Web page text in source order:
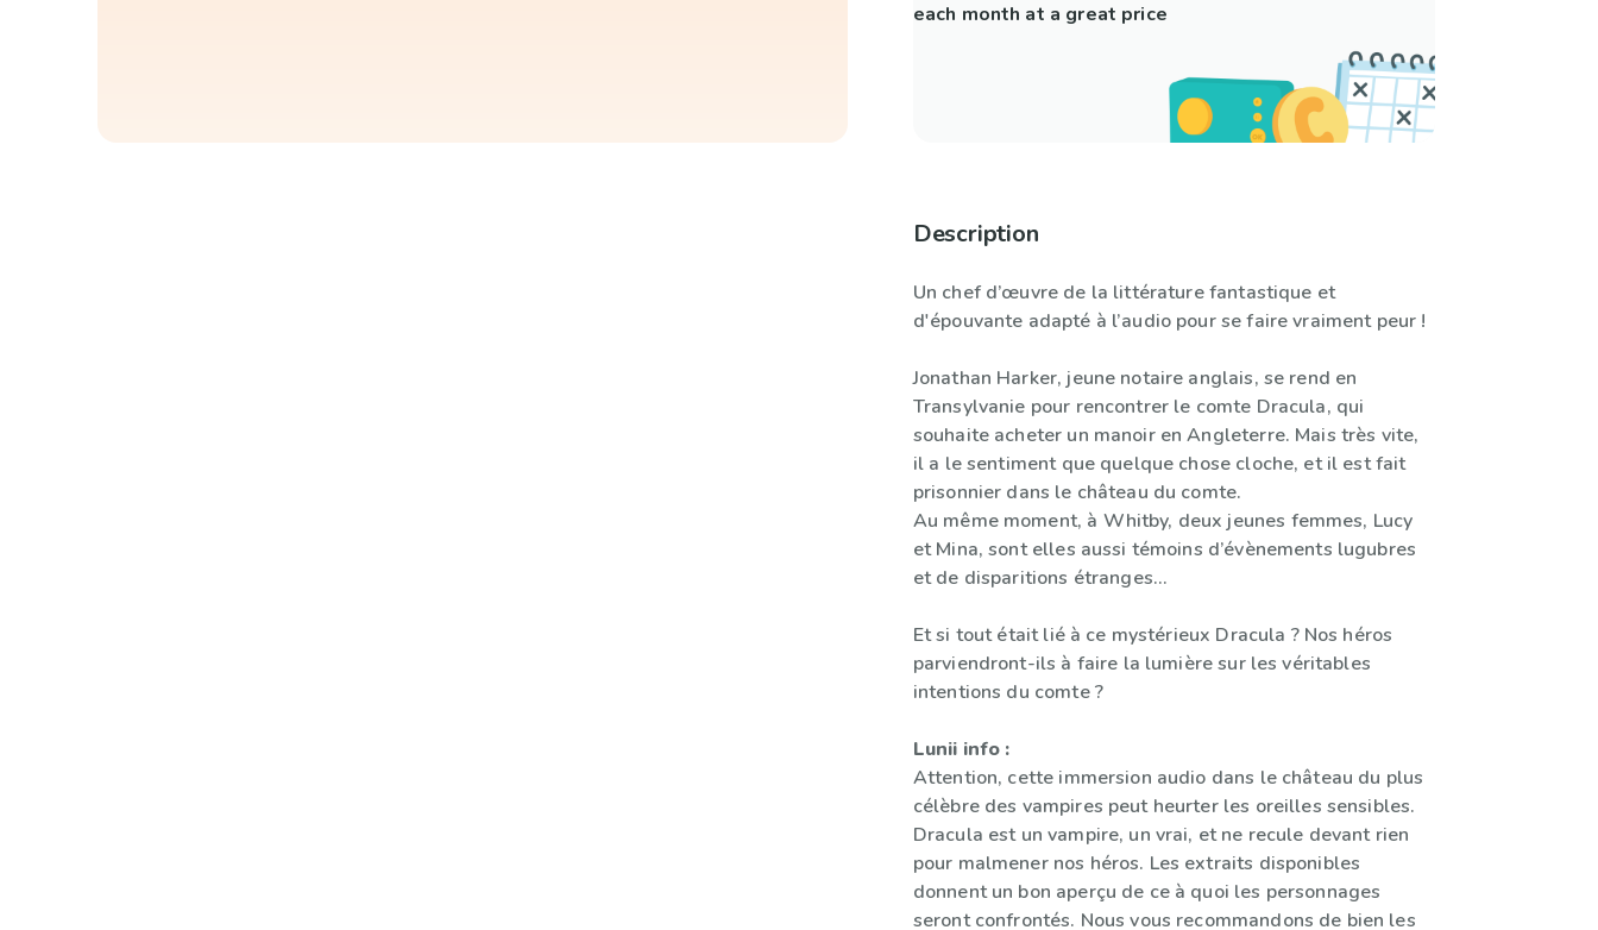
each month at a great price
Description
Un chef d’œuvre de la littérature fantastique et
d'épouvante adapté à l’audio pour se faire vraiment peur !
Jonathan Harker, jeune notaire anglais, se rend en
Transylvanie pour rencontrer le comte Dracula, qui
souhaite acheter un manoir en Angleterre. Mais très vite,
il a le sentiment que quelque chose cloche, et il est fait
prisonnier dans le château du comte.
Au même moment, à Whitby, deux jeunes femmes, Lucy
et Mina, sont elles aussi témoins d’évènements lugubres
et de disparitions étranges...
Et si tout était lié à ce mystérieux Dracula ? Nos héros
parviendront-ils à faire la lumière sur les véritables
intentions du comte ?
Lunii info :
Attention, cette immersion audio dans le château du plus
célèbre des vampires peut heurter les oreilles sensibles.
Dracula est un vampire, un vrai, et ne recule devant rien
pour malmener nos héros. Les extraits disponibles
donnent un bon aperçu de ce à quoi les personnages
seront confrontés. Nous vous recommandons de bien les